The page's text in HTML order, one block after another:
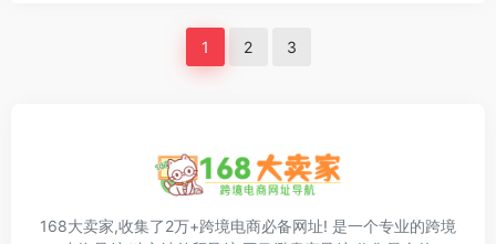
1 2 3
168大卖家,收集了2万+跨境电商必备网址! 是一个专业的跨境